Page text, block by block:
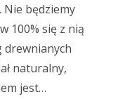
Nie będziemy
100% się z nią
drewnianych
naturalny,
jest…